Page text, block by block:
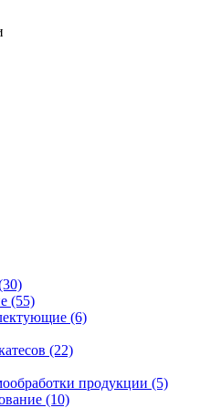
(55)
(6)
(22)
продукции (5)
(10)